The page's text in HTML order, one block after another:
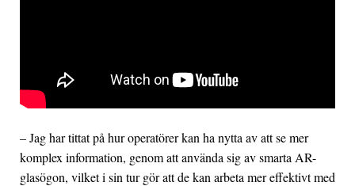
– Jag har tittat på hur operatörer kan ha nytta av att se mer
komplex information, genom att använda sig av smarta AR-
glasögon, vilket i sin tur gör att de kan arbeta mer effektivt med